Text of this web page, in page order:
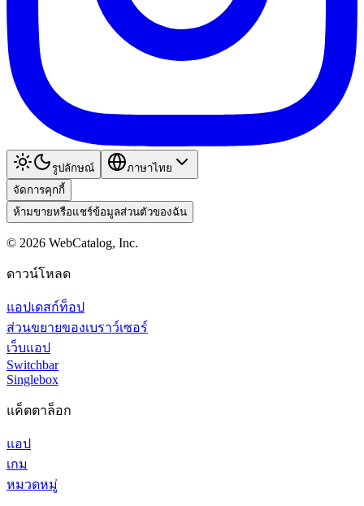
รูปลักษณ์
ภาษาไทย
จัดการคุกกี้
ห้ามขายหรือแชร์ข้อมูลส่วนตัวของฉัน
© 2026 WebCatalog, Inc.
ดาวน์โหลด
แอปเดสก์ท็อป
ส่วนขยายของเบราว์เซอร์
เว็บแอป
Switchbar
Singlebox
แค็ตตาล็อก
แอป
เกม
หมวดหมู่